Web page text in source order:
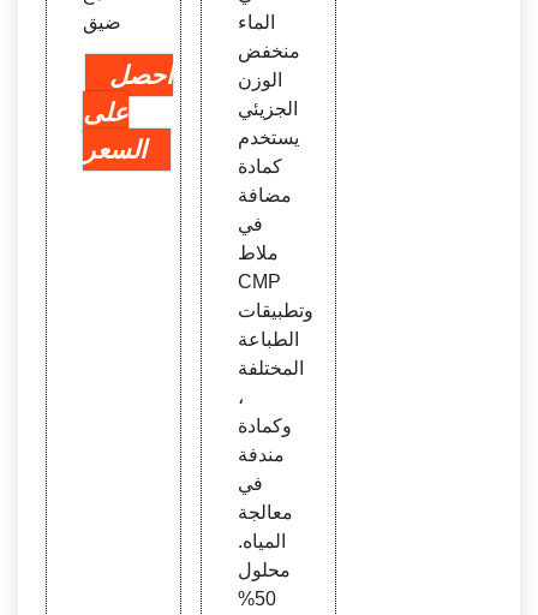
ضيق
احصل
على
السعر
الماء
منخفض
الوزن
الجزيئي
يستخدم
كمادة
مضافة
في
ملاط
CMP
وتطبيقات
الطباعة
المختلفة
،
وكمادة
مندفة
في
معالجة
المياه.
محلول
50%